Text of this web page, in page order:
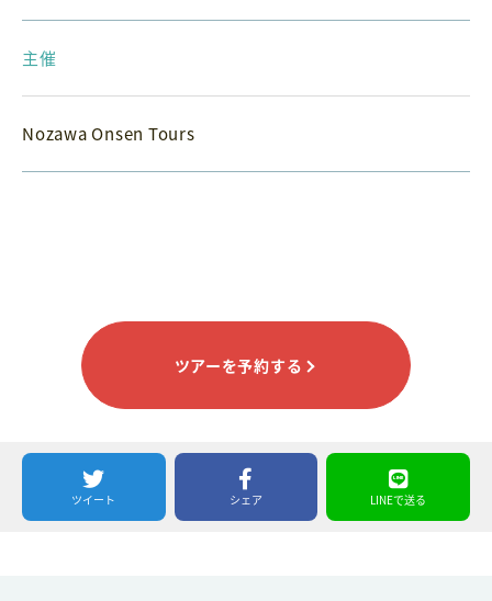
主催
Nozawa Onsen Tours
ツアーを予約する
ツイート シェア LINEで送る